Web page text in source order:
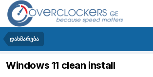
დახმარება
Windows 11 clean install